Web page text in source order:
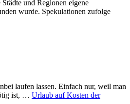
und Regionen eigene
wurde. Spekulationen zufolge
laufen lassen. Einfach nur, weil man
ist, … Urlaub auf Kosten der